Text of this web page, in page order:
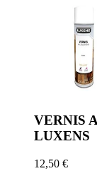
VERNIS
LUXENS
12,50 €